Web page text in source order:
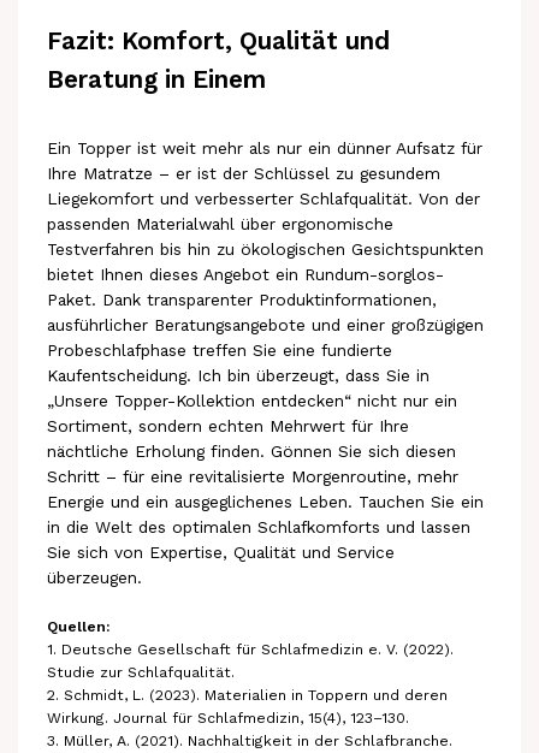
Fazit: Komfort, Qualität und
Beratung in Einem
Ein Topper ist weit mehr als nur ein dünner Aufsatz für
Ihre Matratze – er ist der Schlüssel zu gesundem
Liegekomfort und verbesserter Schlafqualität. Von der
passenden Materialwahl über ergonomische
Testverfahren bis hin zu ökologischen Gesichtspunkten
bietet Ihnen dieses Angebot ein Rundum-sorglos-
Paket. Dank transparenter Produktinformationen,
ausführlicher Beratungsangebote und einer großzügigen
Probeschlafphase treffen Sie eine fundierte
Kaufentscheidung. Ich bin überzeugt, dass Sie in
„Unsere Topper-Kollektion entdecken“ nicht nur ein
Sortiment, sondern echten Mehrwert für Ihre
nächtliche Erholung finden. Gönnen Sie sich diesen
Schritt – für eine revitalisierte Morgenroutine, mehr
Energie und ein ausgeglichenes Leben. Tauchen Sie ein
in die Welt des optimalen Schlafkomforts und lassen
Sie sich von Expertise, Qualität und Service
überzeugen.
Quellen:
1. Deutsche Gesellschaft für Schlafmedizin e. V. (2022).
Studie zur Schlafqualität.
2. Schmidt, L. (2023). Materialien in Toppern und deren
Wirkung. Journal für Schlafmedizin, 15(4), 123–130.
3. Müller, A. (2021). Nachhaltigkeit in der Schlafbranche.